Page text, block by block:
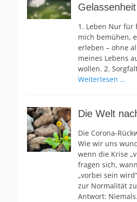
Gelassenheit
1. Leben Nur für
mich bemühen,
erleben – ohne
meines Lebens
wollen. 2.
Weiterlesen …
Die Welt
Die Corona-
Wie wir uns
wenn die Krise
fragen sich,
„vorbei sein
zur Normalität
Antwort: Niemals.